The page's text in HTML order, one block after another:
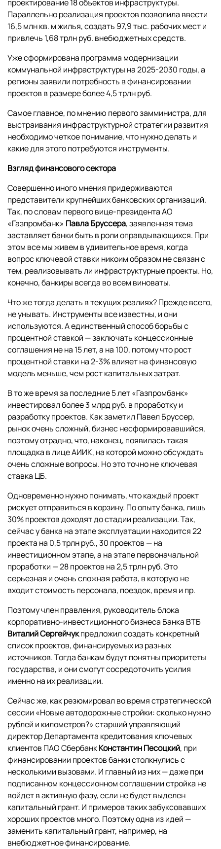
проектирование 18 объектов инфраструктуры.
Параллельно реализация проектов позволила ввести
16,5 млн кв. м жилья, создать 97,9 тыс. рабочих мест и
привлечь 1,68 трлн руб. внебюджетных средств.
Уже сформирована программа модернизации
коммунальной инфраструктуры на 2025-2030 годы, а
регионы заявили потребность в финансировании
проектов в размере более 4,5 трлн руб.
Самое главное, по мнению первого замминистра, для
выстраивания инфраструктурной стратегии развития
необходимо четкое понимание, что нужно делать и
какие для этого потребуются инструменты.
Взгляд финансового сектора
Совершенно иного мнения придерживаются
представители крупнейших банковских организаций.
Так, по словам первого вице-президента АО
«Газпромбанк» Павла Бруссера, заявленная тема
заставляет банки быть в роли оправдывающихся. При
этом все мы живем в удивительное время, когда
вопрос ключевой ставки никоим образом не связан с
тем, реализовывать ли инфраструктурные проекты. Но,
конечно, банкиры всегда во всем виноваты.
Что же тогда делать в текущих реалиях? Прежде всего,
не унывать. Инструменты все известны, и они
используются. А единственный способ борьбы с
процентной ставкой — заключать концессионные
соглашения не на 15 лет, а на 100, потому что рост
процентной ставки на 2-3% влияет на финансовую
модель меньше, чем рост капитальных затрат.
В то же время за последние 5 лет «Газпромбанк»
инвестировал более 3 млрд руб. в проработку и
разработку проектов. Как заметил Павел Бруссер,
рынок очень сложный, бизнес несформировавшийся,
поэтому отрадно, что, наконец, появилась такая
площадка в лице АИИК, на которой можно обсуждать
очень сложные вопросы. Но это точно не ключевая
ставка ЦБ.
Одновременно нужно понимать, что каждый проект
рискует отправиться в корзину. По опыту банка, лишь
30% проектов доходят до стадии реализации. Так,
сейчас у банка на этапе эксплуатации находится 22
проекта на 0,5 трлн руб., 30 проектов — на
инвестиционном этапе, а на этапе первоначальной
проработки — 28 проектов на 2,5 трлн руб. Это
серьезная и очень сложная работа, в которую не
входит стоимость персонала, поездок, время и пр.
Поэтому член правления, руководитель блока
корпоративно-инвестиционного бизнеса Банка ВТБ
Виталий Сергейчукпредложил создать конкретный
список проектов, финансируемых из разных
источников. Тогда банкам будут понятны приоритеты
государства, и они смогут сосредоточить усилия
именно на их реализации.
Сейчас же, как резюмировал во время стратегической
сессии «Новые автодорожные стройки: сколько нужно
рублей и километров?» старший управляющий
директор Департамента кредитования ключевых
клиентов ПАО СбербанкКонстантин Песоцкий, при
финансировании проектов банки столкнулись с
несколькими вызовами. И главный из них — даже при
подписанном концессионном соглашении стройка не
войдет в активную фазу, если не будет выделен
капитальный грант. И примеров таких забуксовавших
хороших проектов много. Поэтому одна из идей —
заменить капитальный грант, например, на
внебюджетное финансирование.